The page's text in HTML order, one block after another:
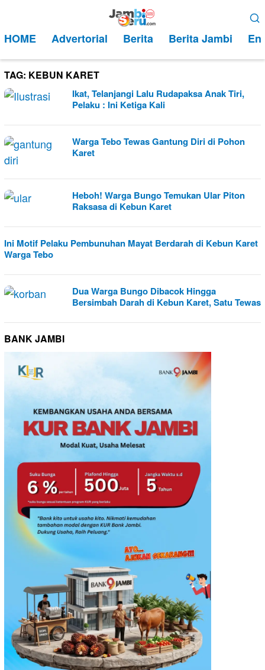
kontenMobile
HOME Advertorial Berita Berita Jambi
TAG: KEBUN KARET
Ikat, Telanjangi Lalu Rudapaksa Anak Tiri,
Pelaku : Ini Ketiga Kali
Warga Tebo Tewas Gantung Diri di Pohon
Karet
Heboh! Warga Bungo Temukan Ular Piton
Raksasa di Kebun Karet
Ini Motif Pelaku Pembunuhan Mayat Berdarah di Kebun Karet
Warga Tebo
Dua Warga Bungo Dibacok Hingga
Bersimbah Darah di Kebun Karet, Satu Tewas
BANK JAMBI